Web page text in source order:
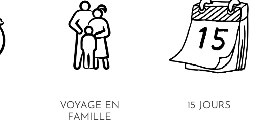
VOYAGE EN
FAMILLE
15 JOURS